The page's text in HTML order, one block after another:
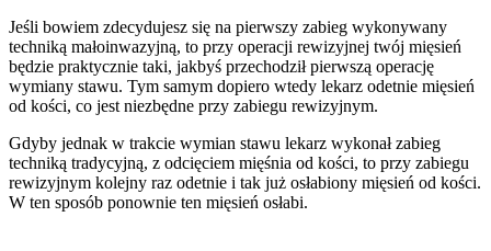
Jeśli bowiem zdecydujesz się na pierwszy zabieg wykonywany
techniką małoinwazyjną, to przy operacji rewizyjnej twój mięsień
będzie praktycznie taki, jakbyś przechodził pierwszą operację
wymiany stawu. Tym samym dopiero wtedy lekarz odetnie mięsień
od kości, co jest niezbędne przy zabiegu rewizyjnym.
Gdyby jednak w trakcie wymian stawu lekarz wykonał zabieg
techniką tradycyjną, z odcięciem mięśnia od kości, to przy zabiegu
rewizyjnym kolejny raz odetnie i tak już osłabiony mięsień od kości.
W ten sposób ponownie ten mięsień osłabi.